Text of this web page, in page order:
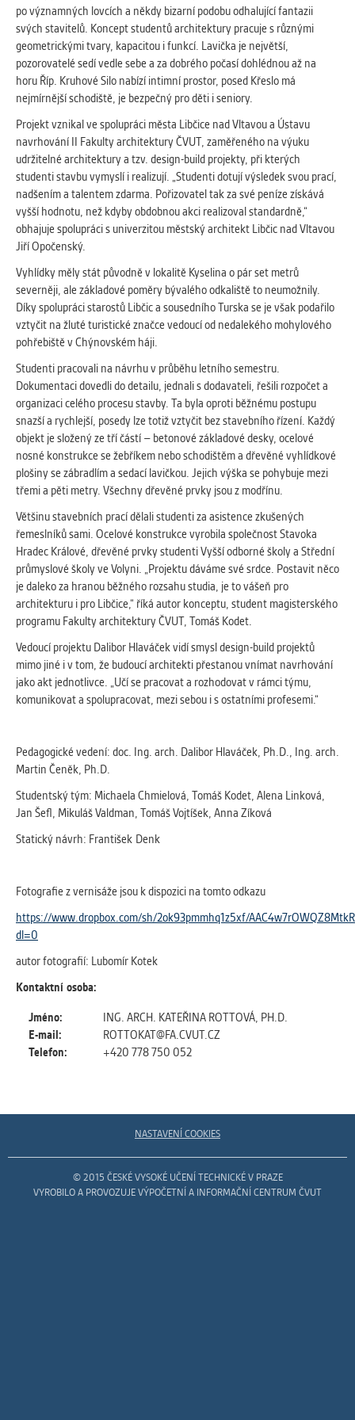
ANALYTICKÉ
Slouží pro získávání anonymizovaných
statistických údajů, které nám pomáhají
vylepšovat naše aplikace. Zpravidla jde o
cookies systémů třetích stran, které k
těmto účelům využíváme.
MARKETINGOVÉ
Využívané za účelem zobrazení
správných nabídek a cílení obsahu podle
Vašich preferencí. Zpravidla jde o
cookies systémů třetích stran, které nám
s analýzou uživatelského chování
pomáhají.
OSTATNÍ
Cookies, které aplikace nedokáže zařadit.
Naším cílem je, aby tato kategorie
zůstala prázdná a všechny cookies byly
přiřazeny do některé z kategorií
uvedených výše.
po významných lovcích a někdy bizarní podobu odhalující fantazii
svých stavitelů. Koncept studentů architektury pracuje s různými
geometrickými tvary, kapacitou i funkcí. Lavička je největší,
pozorovatelé sedí vedle sebe a za dobrého počasí dohlédnou až na
horu Říp. Kruhové Silo nabízí intimní prostor, posed Křeslo má
nejmírnější schodiště, je bezpečný pro děti i seniory.
Projekt vznikal ve spolupráci města Libčice nad Vltavou a Ústavu
navrhování II Fakulty architektury ČVUT, zaměřeného na výuku
udržitelné architektury a tzv. design-build projekty, při kterých
studenti stavbu vymyslí i realizují. „Studenti dotují výsledek svou prací,
nadšením a talentem zdarma. Pořizovatel tak za své peníze získává
vyšší hodnotu, než kdyby obdobnou akci realizoval standardně,“
obhajuje spolupráci s univerzitou městský architekt Libčic nad Vltavou
Jiří Opočenský.
Vyhlídky měly stát původně v lokalitě Kyselina o pár set metrů
severněji, ale základové poměry bývalého odkaliště to neumožnily.
Díky spolupráci starostů Libčic a sousedního Turska se je však podařilo
vztyčit na žluté turistické značce vedoucí od nedalekého mohylového
pohřebiště v Chýnovském háji.
Studenti pracovali na návrhu v průběhu letního semestru.
Dokumentaci dovedli do detailu, jednali s dodavateli, řešili rozpočet a
organizaci celého procesu stavby. Ta byla oproti běžnému postupu
snazší a rychlejší, posedy lze totiž vztyčit bez stavebního řízení. Každý
objekt je složený ze tří částí – betonové základové desky, ocelové
nosné konstrukce se žebříkem nebo schodištěm a dřevěné vyhlídkové
plošiny se zábradlím a sedací lavičkou. Jejich výška se pohybuje mezi
třemi a pěti metry. Všechny dřevěné prvky jsou z modřínu.
Většinu stavebních prací dělali studenti za asistence zkušených
řemeslníků sami. Ocelové konstrukce vyrobila společnost Stavoka
Hradec Králové, dřevěné prvky studenti Vyšší odborné školy a Střední
průmyslové školy ve Volyni. „Projektu dáváme své srdce. Postavit něco
je daleko za hranou běžného rozsahu studia, je to vášeň pro
architekturu i pro Libčice,“ říká autor konceptu, student magisterského
programu Fakulty architektury ČVUT, Tomáš Kodet.
Vedoucí projektu Dalibor Hlaváček vidí smysl design-build projektů
mimo jiné i v tom, že budoucí architekti přestanou vnímat navrhování
jako akt jednotlivce. „Učí se pracovat a rozhodovat v rámci týmu,
komunikovat a spolupracovat, mezi sebou i s ostatními profesemi.“
Pedagogické vedení: doc. Ing. arch. Dalibor Hlaváček, Ph.D., Ing. arch.
Martin Čeněk, Ph.D.
Studentský tým: Michaela Chmielová, Tomáš Kodet, Alena Linková,
Jan Šefl, Mikuláš Valdman, Tomáš Vojtíšek, Anna Zíková
Statický návrh: František Denk
Fotografie z vernisáže jsou k dispozici na tomto odkazu
https://www.dropbox.com/sh/2ok93pmmhq1z5xf/
dl=0
autor fotografií: Lubomír Kotek
Kontaktní osoba:
Jméno:
ING. ARCH. KATEŘINA ROTTOVÁ, PH.D.
E-mail:
ROTTOKAT@FA.CVUT.CZ
Telefon:
+420 778 750 052
NASTAVENÍ COOKIES
© 2015 ČESKÉ VYSOKÉ UČENÍ TECHNICKÉ V PRAZE
VYROBILO A PROVOZUJE VÝPOČETNÍ A INFORMAČNÍ CENTRUM ČVUT